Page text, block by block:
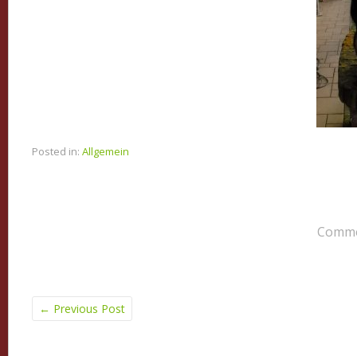
Posted in: Allgemein
← Previous Post